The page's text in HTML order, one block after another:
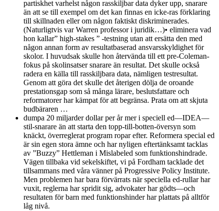
partiskhet varhelst någon rasskiljbar data dyker upp, snarare
än att se till exempel om det kan finnas en icke-ras förklaring
till skillnaden eller om någon faktiskt diskriminerades.
(Naturligtvis var Warren professor i juridik…)• eliminera vad
hon kallar” high-stakes ” -testning utan att ersätta den med
någon annan form av resultatbaserad ansvarsskyldighet för
skolor. I huvudsak skulle hon återvända till ett pre-Coleman-
fokus på skolinsatser snarare än resultat. Det skulle också
radera en källa till rasskiljbara data, nämligen testresultat.
Genom att göra det skulle det återigen dölja de oroande
prestationsgap som så många lärare, beslutsfattare och
reformatorer har kämpat för att begränsa. Prata om att skjuta
budbäraren …
dumpa 20 miljarder dollar per år mer i speciell ed—IDEA—
stil-snarare än att starta den topp-till-botten-översyn som
knäckt, överreglerat program ropar efter. Reformera special ed
är sin egen stora ämne och har nyligen eftertänksamt tacklas
av ”Buzzy” Hettleman i Mislabeled som funktionshindrade.
Vägen tillbaka vid sekelskiftet, vi på Fordham tacklade det
tillsammans med våra vänner på Progressive Policy Institute.
Men problemen har bara förvärrats när speciella ed-rullar har
vuxit, reglerna har spridit sig, advokater har gödts—och
resultaten för barn med funktionshinder har plattats på alltför
låg nivå.